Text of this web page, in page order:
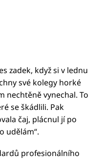
zadek, když si v lednu
své kolegy horké
nechtěně vynechal. To
se škádlili. Pak
čaj, plácnul jí po
udělám“.
profesionálního